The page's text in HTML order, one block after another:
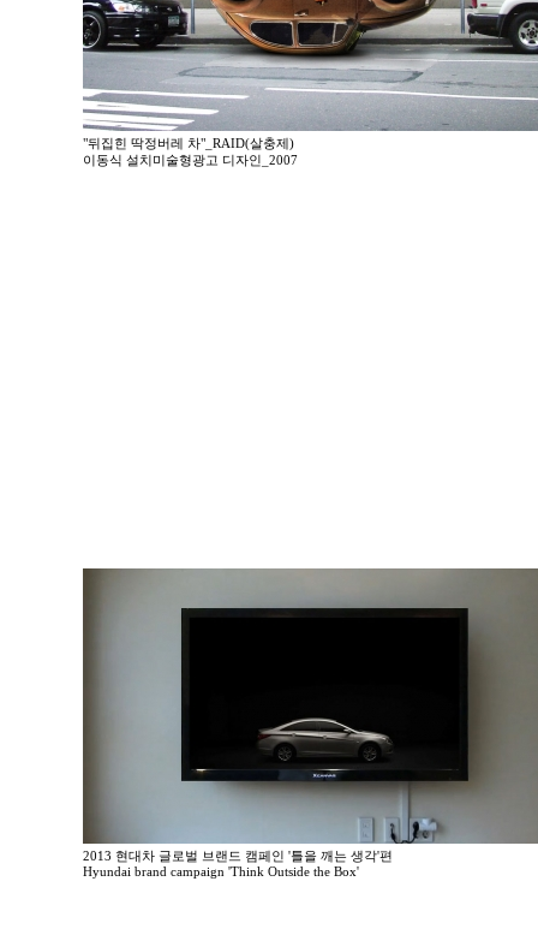
"뒤집힌 딱정버레 차"_RAID(살충제)
이동식 설치미술형광고 디자인_2007
2013 현대차 글로벌 브랜드 캠페인 '틀을 깨는 생각'편
Hyundai brand campaign 'Think Outside the Box'